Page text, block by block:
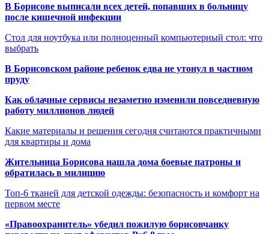
В Борисове выписали всех детей, попавших в больницу
после кишечной инфекции
Стол для ноутбука или полноценный компьютерный стол: что
выбрать
В Борисовском районе ребенок едва не утонул в частном
пруду
Как облачные сервисы незаметно изменили повседневную
работу миллионов людей
Какие материалы и решения сегодня считаются практичными
для квартиры и дома
Жительница Борисова нашла дома боевые патроны и
обратилась в милицию
Топ-6 тканей для детской одежды: безопасность и комфорт на
первом месте
«Правоохранитель» убедил пожилую борисовчанку